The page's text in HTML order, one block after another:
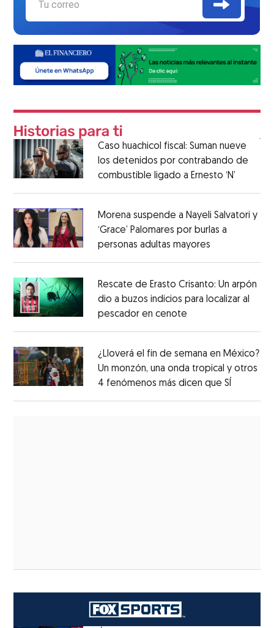
Caso huachicol fiscal: Suman nueve
los detenidos por contrabando de
combustible ligado a Ernesto ‘N’
Morena suspende a Nayeli Salvatori y
‘Grace’ Palomares por burlas a
personas adultas mayores
Rescate de Erasto Crisanto: Un arpón
dio a buzos indicios para localizar al
pescador en cenote
¿Lloverá el fin de semana en México?
Un monzón, una onda tropical y otros
4 fenómenos más dicen que SÍ